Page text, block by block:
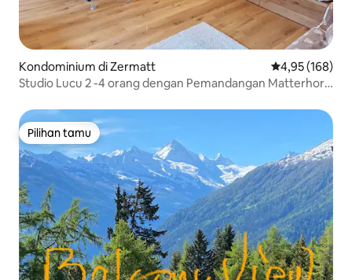
Kondominium di Zermatt Nilai rata-rata
4,95 (168)
Studio Lucu 2 -4 orang dengan Pemandangan Matterhorn
Pilihan tamu
Pilihan tamu